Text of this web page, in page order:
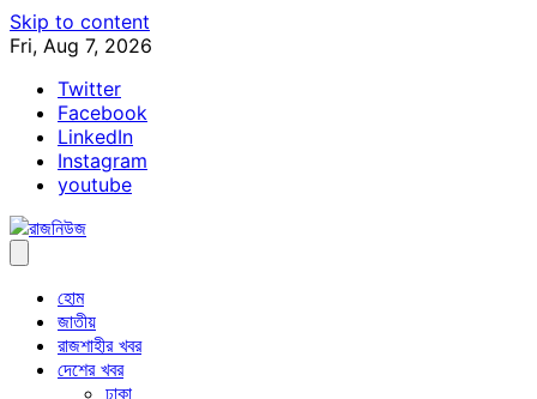
Skip to content
Fri, Aug 7, 2026
Twitter
Facebook
LinkedIn
Instagram
youtube
হোম
জাতীয়
রাজশাহীর খবর
দেশের খবর
ঢাকা